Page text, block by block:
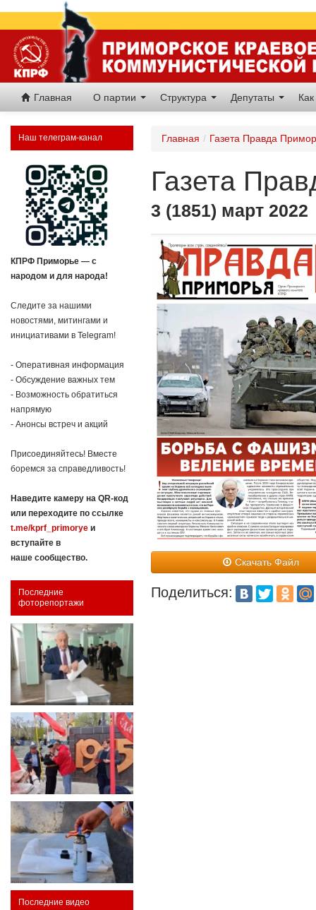
Главная О партии Структура Депутаты
Наш телеграм-канал
КПРФ Приморье — с
народом и для народа!
Следите за нашими
новостями, митингами и
инициативами в Telegram!
- Оперативная информация
- Обсуждение важных тем
- Возможность обратиться
напрямую
- Анонсы встреч и акций
Присоединяйтесь! Вместе
боремся за справедливость!
Наведите камеру на QR-код
или переходите по ссылке
t.me/kprf_primorye и
вступайте в
наше сообщество.
Последние
фоторепортажи
Последние видео
Главная / Газета Правда
Газета
3 (1851) март 2022
Скачать Файл
Поделиться: